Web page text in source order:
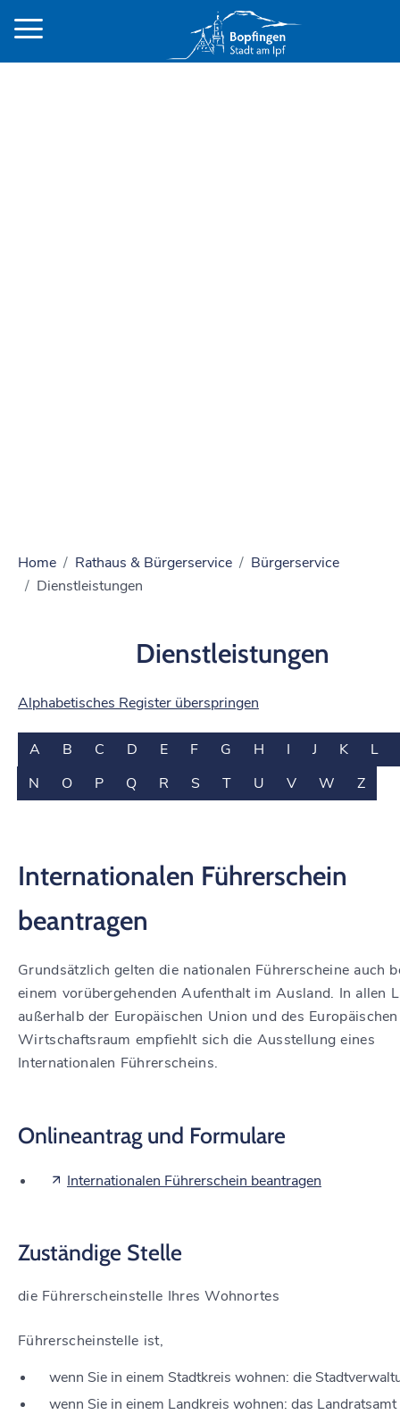
Home Rathaus & Bürgerservice
Bürgerservice
Dienstleistungen
Dienstleistungen
Alphabetisches Register überspringen
A B C D E F G H I J K
L
N
O P Q R S T U V W Z
Internationalen Führerschein
beantragen
Grundsätzlich gelten die nationalen Führerscheine auch
einem vorübergehenden Aufenthalt im Ausland. In allen
außerhalb der Europäischen Union und des Europäischen
Wirtschaftsraum empfiehlt sich die Ausstellung eines
Internationalen Führerscheins.
Onlineantrag und Formulare
Internationalen Führerschein beantragen
Zuständige Stelle
die Führerscheinstelle Ihres Wohnortes
Führerscheinstelle ist,
wenn Sie in einem Stadtkreis wohnen: die
wenn Sie in einem Landkreis wohnen: das Landratsamt